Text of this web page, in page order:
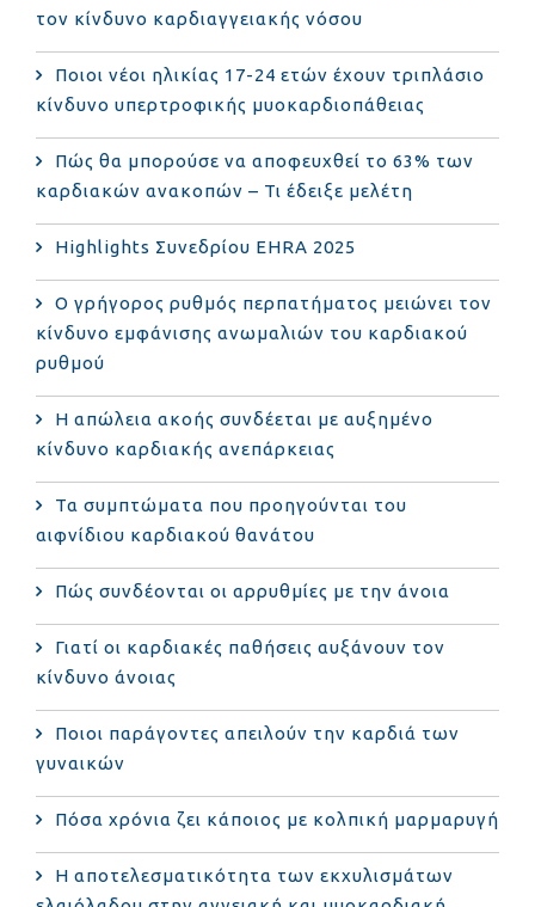
τον κίνδυνο καρδιαγγειακής νόσου
Ποιοι νέοι ηλικίας 17-24 ετών έχουν τριπλάσιο
κίνδυνο υπερτροφικής μυοκαρδιοπάθειας
Πώς θα μπορούσε να αποφευχθεί το 63% των
καρδιακών ανακοπών – Τι έδειξε μελέτη
Highlights Συνεδρίου EHRA 2025
Ο γρήγορος ρυθμός περπατήματος μειώνει τον
κίνδυνο εμφάνισης ανωμαλιών του καρδιακού
ρυθμού
Η απώλεια ακοής συνδέεται με αυξημένο
κίνδυνο καρδιακής ανεπάρκειας
Τα συμπτώματα που προηγούνται του
αιφνίδιου καρδιακού θανάτου
Πώς συνδέονται οι αρρυθμίες με την άνοια
Γιατί οι καρδιακές παθήσεις αυξάνουν τον
κίνδυνο άνοιας
Ποιοι παράγοντες απειλούν την καρδιά των
γυναικών
Πόσα χρόνια ζει κάποιος με κολπική μαρμαρυγή
Η αποτελεσματικότητα των εκχυλισμάτων